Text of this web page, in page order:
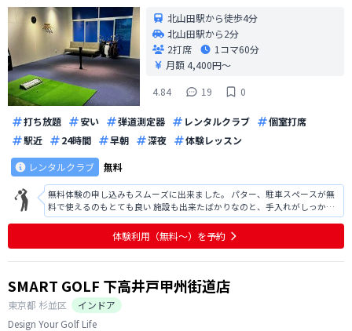
北山田駅から徒歩4分
北山田駅から2分
2打席
1コマ60分
月額 4,400円〜
4.84
19 0
打ち放題 安い 弾道測定器 レンタルクラブ
個室打席
駅近
24時間 早朝 深夜
体験レッスン
レンタルクラブ
無料
無料体験の申し込みもスムーズに出来ました。 パター、駐車スペースが無
料で使えるのもとても良い 施設も出来たばかりなのと、手入れがしっかり
されていてとても綺麗だった
体験利用（無料〜）を予約
SMART GOLF 下高井戸甲州街道店
東京都 杉並区
インドア
Design Your Golf Life